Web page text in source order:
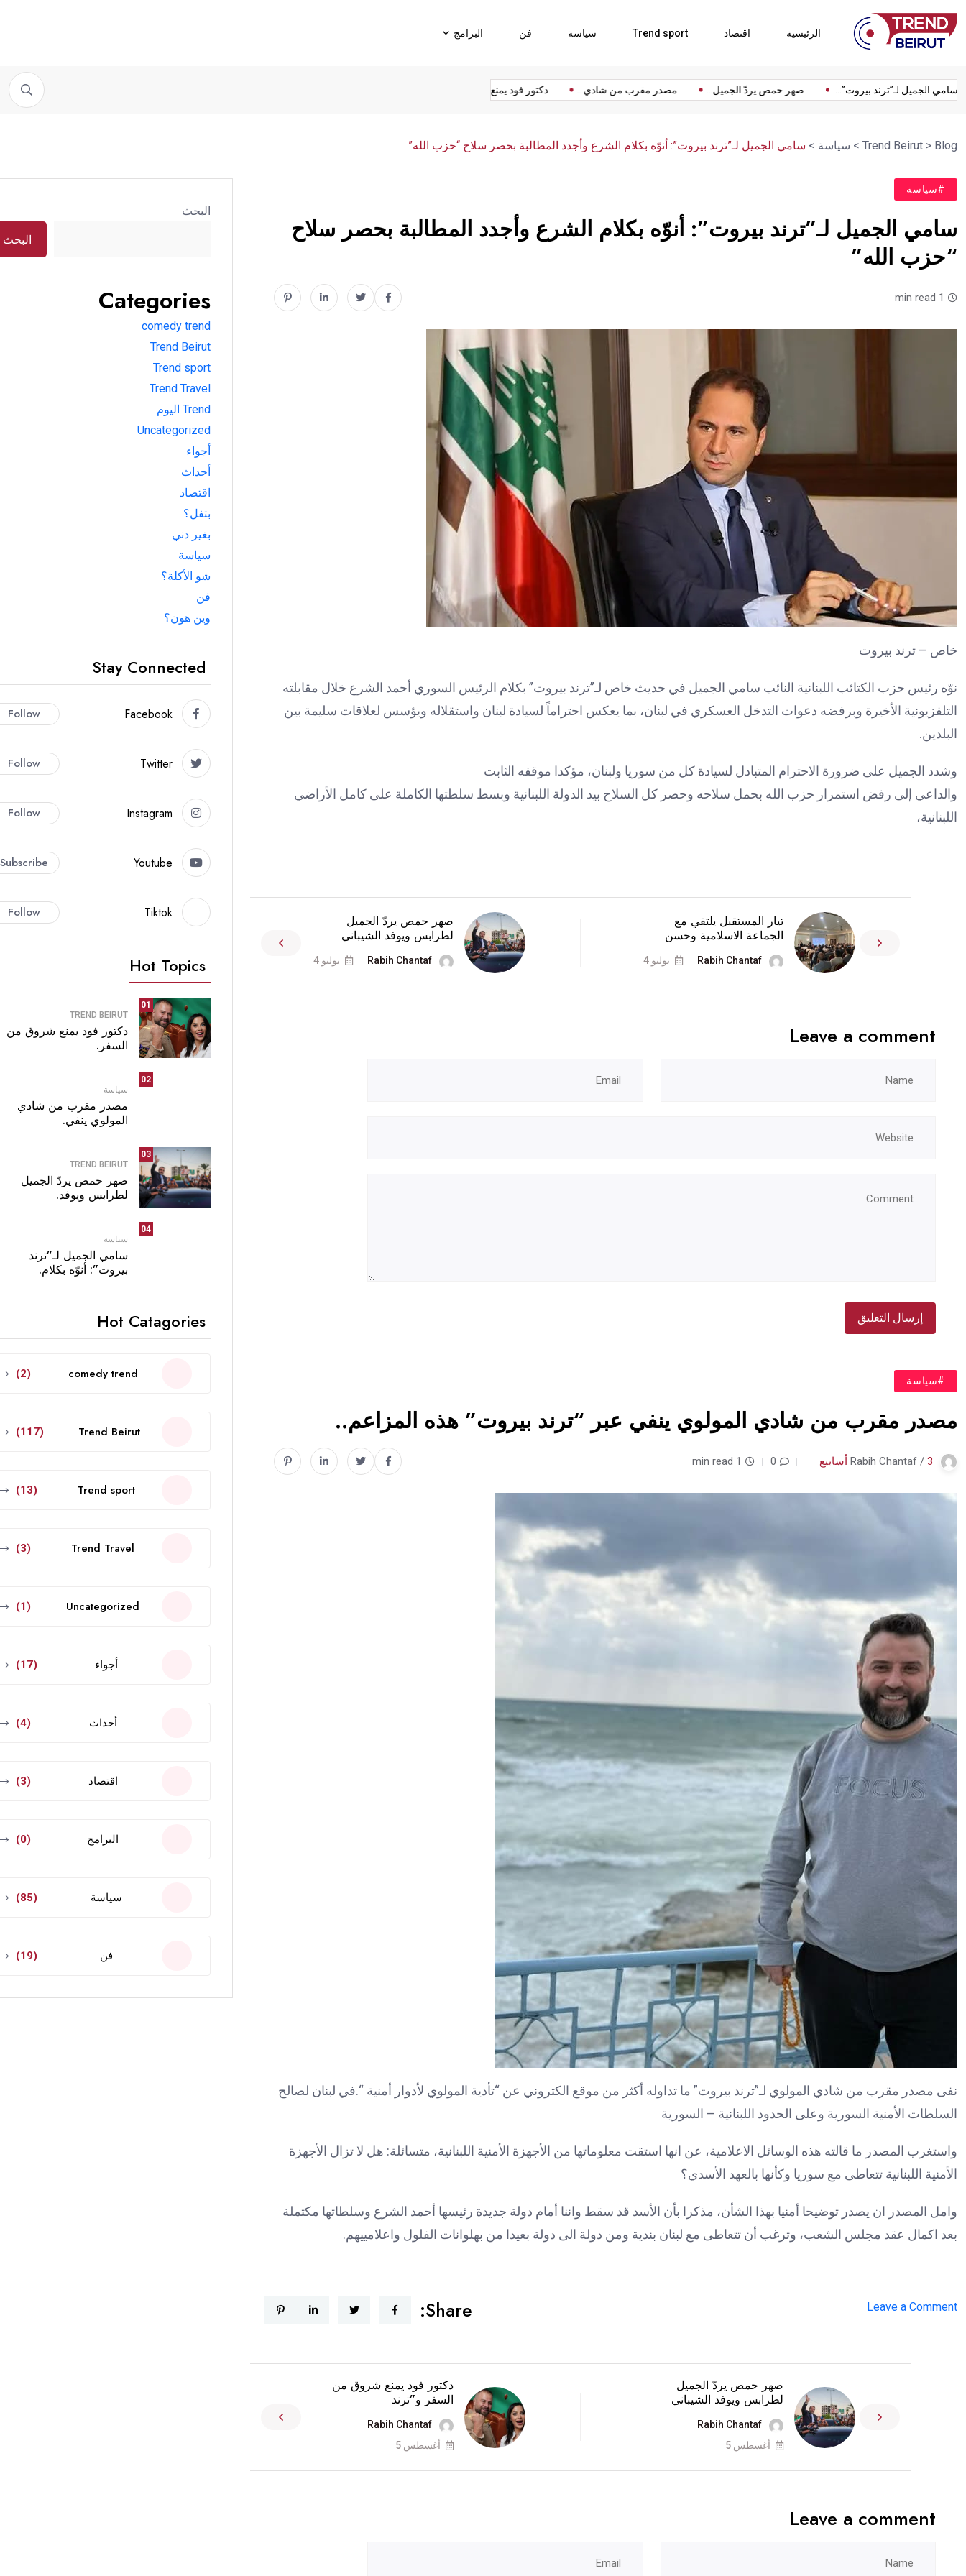
الرئيسية اقتصاد Trend sport سياسة فن البرامج
سامي الجميل لـ”ترند بيروت”:... دكتور فود يمنع شروق... مصدر مقرب من شادي... صهر حمص يردّ الجميل... سامي الجميل لـ”ترند بيروت”:...
Trend Beirut > Blog
> سياسة > سامي الجميل لـ”ترند بيروت”: أنوّه بكلام الشرع وأجدد المطالبة بحصر سلاح “حزب الله”
#سياسة
سامي الجميل لـ”ترند بيروت”: أنوّه بكلام الشرع وأجدد المطالبة بحصر سلاح
“حزب الله”
1 min read
خاص – ترند بيروت
نوّه رئيس حزب الكتائب اللبنانية النائب سامي الجميل في حديث خاص لـ”ترند بيروت” بكلام الرئيس السوري أحمد الشرع خلال مقابلته
التلفزيونية الأخيرة وبرفضه دعوات التدخل العسكري في لبنان، بما يعكس احتراماً لسيادة لبنان واستقلاله ويؤسس لعلاقات سليمة بين
البلدين.
وشدد الجميل على ضرورة الاحترام المتبادل لسيادة كل من سوريا ولبنان، مؤكدا موقفه الثابت
والداعي إلى رفض استمرار حزب الله بحمل سلاحه وحصر كل السلاح بيد الدولة اللبنانية وبسط سلطتها الكاملة على كامل الأراضي
اللبنانية،
تيار المستقبل يلتقي مع
الجماعة الاسلامية وحسن
Rabih Chantaf يوليو 4
صهر حمص يردّ الجميل
لطرابس ويوفد الشيباني
Rabih Chantaf يوليو 4
Leave a comment
#سياسة
مصدر مقرب من شادي المولوي ينفي عبر “ترند بيروت” هذه المزاعم..
Rabih Chantaf / 3 أسابيع 0
1 min read
نفى مصدر مقرب من شادي المولوي لـ”ترند بيروت” ما تداوله أكثر من موقع الكتروني عن “تأدية المولوي لأدوار أمنية “.في لبنان لصالح
السلطات الأمنية السورية وعلى الحدود اللبنانية – السورية
واستغرب المصدر ما قالته هذه الوسائل الاعلامية، عن انها استقت معلوماتها من الأجهزة الأمنية اللبنانية، متسائلة: هل لا تزال الأجهزة
الأمنية اللبنانية تتعاطى مع سوريا وكأنها بالعهد الأسدي؟
وامل المصدر ان يصدر توضيحا أمنيا بهذا الشأن، مذكرا بأن الأسد قد سقط واننا أمام دولة جديدة رئيسها أحمد الشرع وسلطاتها مكتملة
بعد اكمال عقد مجلس الشعب، وترغب أن تتعاطى مع لبنان بندية ومن دولة الى دولة بعيدا من بهلوانات الفلول واعلامييهم.
Leave a Comment
من
شادي
المولوي
ينفي
“ترند
هذه
Share:
صهر حمص يردّ الجميل
لطرابس ويوفد الشيباني
Rabih Chantaf
أغسطس 5
دكتور فود يمنع شروق من
السفر و”ترند
Rabih Chantaf
أغسطس 5
Leave a comment
البحث
البحث
Categories
comedy trend
Trend Beirut
Trend sport
Trend Travel
Trend اليوم
Uncategorized
أجواء
أحداث
اقتصاد
بتفل؟
بغير دني
سياسة
شو الأكلة؟
فن
وين هون؟
Stay Connected
Facebook
Follow
Twitter
Follow
Instagram
Follow
Youtube
Subscribe
Tiktok
Follow
Hot Topics
01
TREND BEIRUT
دكتور فود يمنع شروق من
السفر.
02
سياسة
مصدر مقرب من شادي
المولوي ينفي.
03
TREND BEIRUT
صهر حمص يردّ الجميل
لطرابس ويوفد.
04
سياسة
سامي الجميل لـ”ترند
بيروت”: أنوّه بكلام.
Hot Catagories
comedy trend
(2)
Trend Beirut
(117)
Trend sport
(13)
Trend Travel
(3)
Uncategorized
(1)
أجواء (17)
أحداث (4)
اقتصاد (3)
البرامج (0)
سياسة (85)
فن (19)